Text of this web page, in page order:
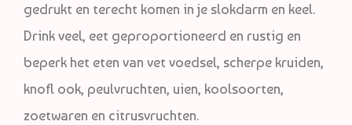
gedrukt en terecht komen in je slokdarm en keel.
Drink veel, eet geproportioneerd en rustig en
beperk het eten van vet voedsel, scherpe kruiden,
knofl ook, peulvruchten, uien, koolsoorten,
zoetwaren en citrusvruchten.